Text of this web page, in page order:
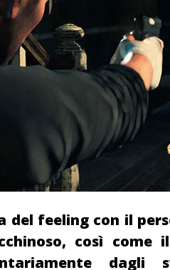
del feeling con il
così come
dagli